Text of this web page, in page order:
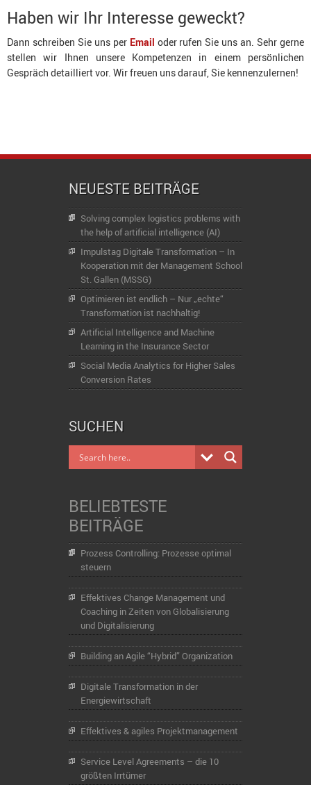
Haben wir Ihr Interesse geweckt?
Dann schreiben Sie uns per Email oder rufen Sie uns an. Sehr gerne
stellen wir Ihnen unsere Kompetenzen in einem persönlichen
Gespräch detailliert vor. Wir freuen uns darauf, Sie kennenzulernen!
NEUESTE BEITRÄGE
Solving complex logistics problems with
the help of artificial intelligence (AI)
Impulstag Digitale Transformation – In
Kooperation mit der Management School
St. Gallen (MSSG)
Optimieren ist endlich – Nur „echte“
Transformation ist nachhaltig!
Artificial Intelligence and Machine
Learning in the Insurance Sector
Social Media Analytics for Higher Sales
Conversion Rates
SUCHEN
BELIEBTESTE
BEITRÄGE
Prozess Controlling: Prozesse optimal
steuern
Effektives Change Management und
Coaching in Zeiten von Globalisierung
und Digitalisierung
Building an Agile “Hybrid” Organization
Digitale Transformation in der
Energiewirtschaft
Effektives & agiles Projektmanagement
Service Level Agreements – die 10
größten Irrtümer